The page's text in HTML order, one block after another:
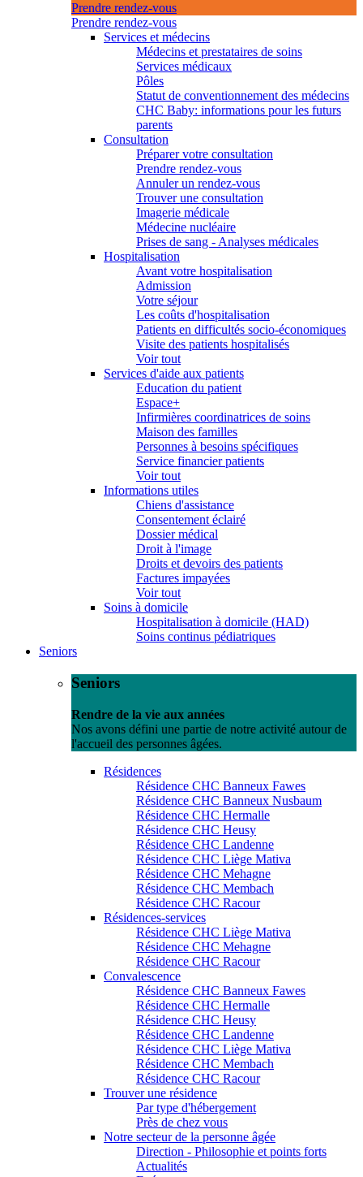
Prendre rendez-vous
Prendre rendez-vous
Services et médecins
Médecins et prestataires de soins
Services médicaux
Pôles
Statut de conventionnement des médecins
CHC Baby: informations pour les futurs
parents
Consultation
Préparer votre consultation
Prendre rendez-vous
Annuler un rendez-vous
Trouver une consultation
Imagerie médicale
Médecine nucléaire
Prises de sang - Analyses médicales
Hospitalisation
Avant votre hospitalisation
Admission
Votre séjour
Les coûts d'hospitalisation
Patients en difficultés socio-économiques
Visite des patients hospitalisés
Voir tout
Services d'aide aux patients
Education du patient
Espace+
Infirmières coordinatrices de soins
Maison des familles
Personnes à besoins spécifiques
Service financier patients
Voir tout
Informations utiles
Chiens d'assistance
Consentement éclairé
Dossier médical
Droit à l'image
Droits et devoirs des patients
Factures impayées
Voir tout
Soins à domicile
Hospitalisation à domicile (HAD)
Soins continus pédiatriques
Seniors
Seniors
Rendre de la vie aux années
Nos avons défini une partie de notre activité autour de
l'accueil des personnes âgées.
Résidences
Résidence CHC Banneux Fawes
Résidence CHC Banneux Nusbaum
Résidence CHC Hermalle
Résidence CHC Heusy
Résidence CHC Landenne
Résidence CHC Liège Mativa
Résidence CHC Mehagne
Résidence CHC Membach
Résidence CHC Racour
Résidences-services
Résidence CHC Liège Mativa
Résidence CHC Mehagne
Résidence CHC Racour
Convalescence
Résidence CHC Banneux Fawes
Résidence CHC Hermalle
Résidence CHC Heusy
Résidence CHC Landenne
Résidence CHC Liège Mativa
Résidence CHC Membach
Résidence CHC Racour
Trouver une résidence
Par type d'hébergement
Près de chez vous
Notre secteur de la personne âgée
Direction - Philosophie et points forts
Actualités